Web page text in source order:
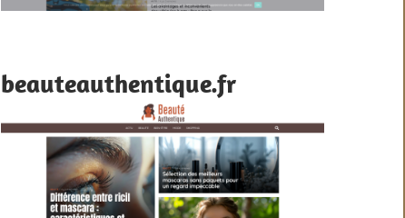
beauteauthentique.fr